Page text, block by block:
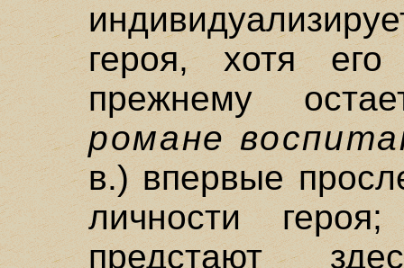
героя, хотя
прежнему
романе
в.) впервые
личности
предстают